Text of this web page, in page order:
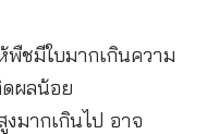
พืชมีใบมากเกินความ
ผลน้อย
งมากเกินไป อาจ